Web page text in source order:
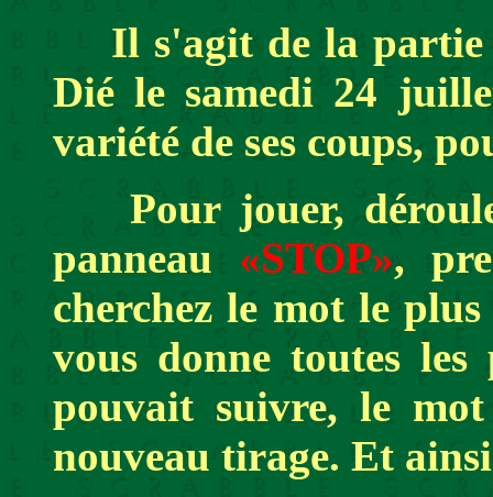
Il s'agit de la partie
Dié le samedi 24
variété de ses coups,
Pour jouer,
panneau «STOP»,
cherchez le mot le
vous donne toutes les
pouvait suivre, le
nouveau tirage. Et